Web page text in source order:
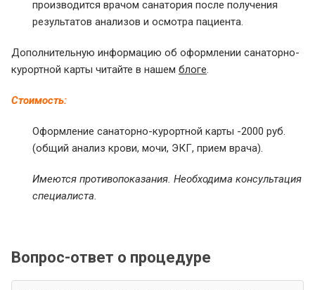
производится врачом санатория после получения
результатов анализов и осмотра пациента.
Дополнительную информацию об оформлении санаторно-
курортной карты читайте в нашем блоге.
Стоимость:
Оформление санаторно-курортной карты -2000 руб.
(общий анализ крови, мочи, ЭКГ, прием врача).
Имеются противопоказания. Необходима консультация
специалиста.
Вопрос-ответ о процедуре